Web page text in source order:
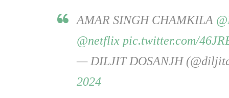
AMAR SINGH CHAMKILA
@netflix pic.twitter.com/
— DILJIT DOSANJH
2024